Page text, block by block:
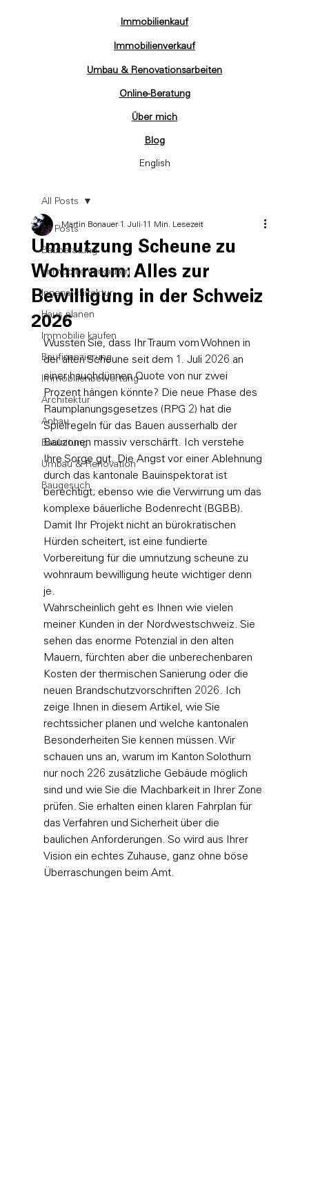
Immobilienkauf
Immobilienverkauf
Umbau & Renovationsarbeiten
Online-Beratung
Über mich
Blog
English
All Posts
Bauberatung
Immobilie verkaufen
Innenarchitektur
Haus planen
Immobilie kaufen
Baufinanzierung
Immobilienbewertung
Architektur
Anbau
Bauleitung
Umbau & Renovation
Baugesuch
All Posts
Umnutzung Scheune zu
Wohnraum: Alles zur
Bewilligung in der Schweiz
2026
Martin Bonauer 1. Juli 11 Min. Lesezeit
Wussten Sie, dass Ihr Traum vom Wohnen in
der alten Scheune seit dem 1. Juli 2026 an
einer hauchdünnen Quote von nur zwei
Prozent hängen könnte? Die neue Phase des
Raumplanungsgesetzes (RPG 2) hat die
Spielregeln für das Bauen ausserhalb der
Bauzonen massiv verschärft. Ich verstehe
Ihre Sorge gut. Die Angst vor einer Ablehnung
durch das kantonale Bauinspektorat ist
berechtigt; ebenso wie die Verwirrung um das
komplexe bäuerliche Bodenrecht (BGBB).
Damit Ihr Projekt nicht an bürokratischen
Hürden scheitert, ist eine fundierte
Vorbereitung für die umnutzung scheune zu
wohnraum bewilligung heute wichtiger denn
je.
Wahrscheinlich geht es Ihnen wie vielen
meiner Kunden in der Nordwestschweiz. Sie
sehen das enorme Potenzial in den alten
Mauern, fürchten aber die unberechenbaren
Kosten der thermischen Sanierung oder die
neuen Brandschutzvorschriften 2026. Ich
zeige Ihnen in diesem Artikel, wie Sie
rechtssicher planen und welche kantonalen
Besonderheiten Sie kennen müssen. Wir
schauen uns an, warum im Kanton Solothurn
nur noch 226 zusätzliche Gebäude möglich
sind und wie Sie die Machbarkeit in Ihrer Zone
prüfen. Sie erhalten einen klaren Fahrplan für
das Verfahren und Sicherheit über die
baulichen Anforderungen. So wird aus Ihrer
Vision ein echtes Zuhause, ganz ohne böse
Überraschungen beim Amt.